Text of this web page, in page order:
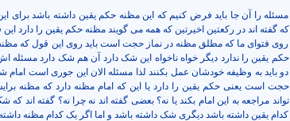
مسئله را آن جا باید فرض کنیم که این مظنه حکم یقین داشته باشد برای
که گفته اند در رکعتین اخیرتین که همه می گویند مظنه حکم یقین را دارد
روی فتوای ما که مطلق مظنه در نماز حجت است باید روی این قول که مظنه
حکم یقین را ندارد دیگر خواه ناخواه این شک دارد آن هم شک دارد مسئله
دو باید به وظیفه خودشان عمل بکنند لذا مسئله الان این جوری است امام
حجت است یعنی حکم یقین را دارد یا این که امام مظنه دارد که مظنه
تواند مراجعه به این امام بکند یا نه؟ بعضی گفته اند نه چرا نه؟ گفته اند
کدام یقین داشته باشد دیگری شک داشته باشد و اما اگر یک کدام مظنه